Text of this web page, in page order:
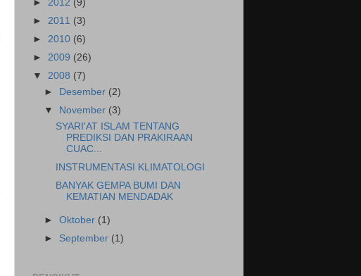
► 2012 (9)
► 2011 (3)
► 2010 (6)
► 2009 (26)
▼ 2008 (7)
►
Desember (2)
▼
November (3)
SYARI'AT ISLAM TENTANG
PREDIKSI DAN PRAKIRAAN
CUAC...
INSTRUMENTASI KLIMATOLOGI
BANYAK GEMPA BUMI DAN
KEMATIAN MENDADAK
► Oktober (1)
► September (1)